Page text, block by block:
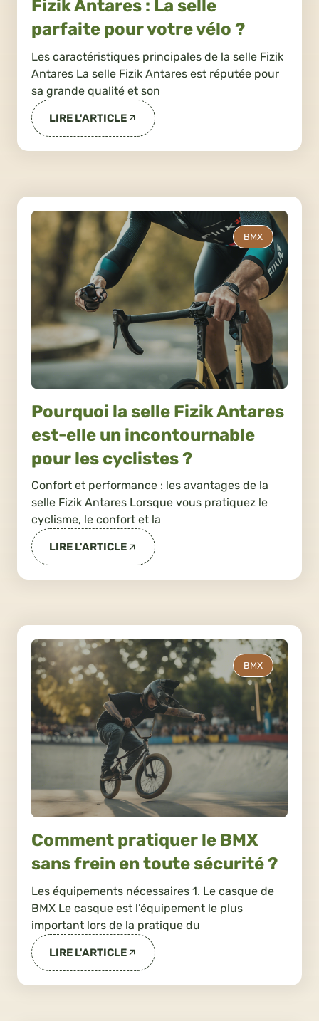
Fizik Antares : La selle
parfaite pour votre vélo ?
Les caractéristiques principales de la selle Fizik
Antares La selle Fizik Antares est réputée pour
sa grande qualité et son
LIRE L'ARTICLE
BMX
Pourquoi la selle Fizik Antares
est-elle un incontournable
pour les cyclistes ?
Confort et performance : les avantages de la
selle Fizik Antares Lorsque vous pratiquez le
cyclisme, le confort et la
LIRE L'ARTICLE
BMX
Comment pratiquer le BMX
sans frein en toute sécurité ?
Les équipements nécessaires 1. Le casque de
BMX Le casque est l’équipement le plus
important lors de la pratique du
LIRE L'ARTICLE